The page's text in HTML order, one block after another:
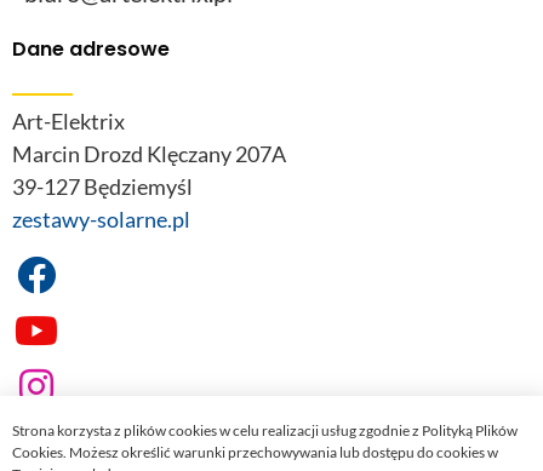
Dane adresowe
Art-Elektrix
Marcin Drozd Klęczany 207A
39-127 Będziemyśl
zestawy-solarne.pl
Strona korzysta z plików cookies w celu realizacji usług zgodnie z Polityką Plików
Cookies. Możesz określić warunki przechowywania lub dostępu do cookies w